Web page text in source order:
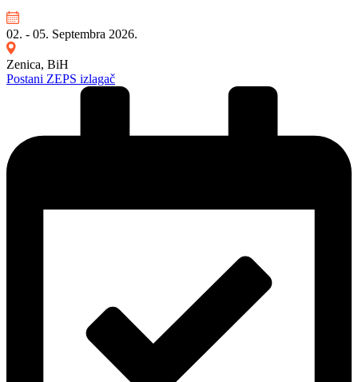
02. - 05. Septembra 2026.
Zenica, BiH
Postani ZEPS izlagač